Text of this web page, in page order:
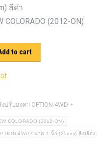
สีดำ
COLORADO (2012-ON)
to cart
ปรับองศา OPTION 4WD
COLORADO (2012-ON)
4WD ขนาด 1 นิ้ว (25mm) สีเหลือง